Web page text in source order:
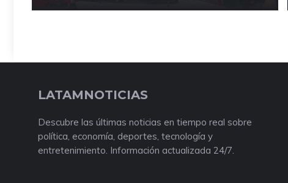
LATAMNOTICIAS
Descubre las últimas noticias en tiempo real sobre
política, economía, deportes, tecnología y
entretenimiento. Información actualizada 24/7.